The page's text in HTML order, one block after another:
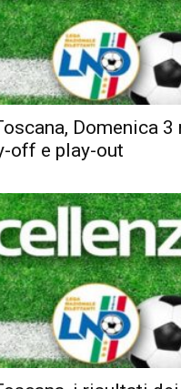
Domenica 3
off e play-out